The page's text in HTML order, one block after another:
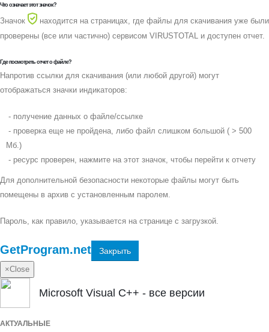
Что означает этот значок?
Значок
находится на страницах, где файлы для скачивания уже были
проверены (все или частично) сервисом VIRUSTOTAL и доступен отчет.
Где посмотреть отчет о файле?
Напротив ссылки для скачивания (или любой другой) могут
отображаться значки индикаторов:
- получение данных о файле/ссылке
- проверка еще не пройдена, либо файл слишком большой ( > 500
Мб.)
- ресурс проверен, нажмите на этот значок, чтобы перейти к отчету
Для дополнительной безопасности некоторые файлы могут быть
помещены в архив с установленным паролем.
Пароль, как правило, указывается на странице с загрузкой.
GetProgram.net Закрыть
×Close
Microsoft Visual C++ - все версии
АКТУАЛЬНЫЕ